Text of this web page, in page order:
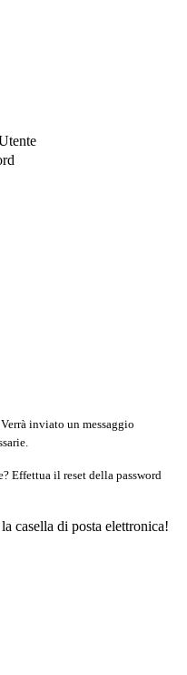
Verrà inviato un messaggio
Effettua il reset della password
casella di posta elettronica!